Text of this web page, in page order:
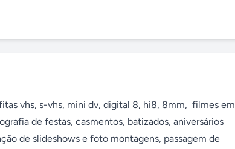
vhs, s-vhs, mini dv, digital 8, hi8, 8mm,  filmes em
de festas, casmentos, batizados, aniversários
de slideshows e foto montagens, passagem de